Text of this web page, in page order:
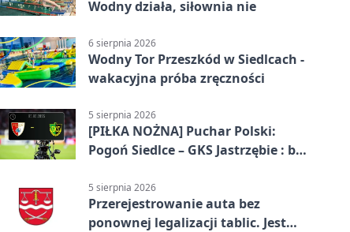
Wodny działa, siłownia nie
6 sierpnia 2026
Wodny Tor Przeszkód w Siedlcach -
wakacyjna próba zręczności
5 sierpnia 2026
[PIŁKA NOŻNA] Puchar Polski:
Pogoń Siedlce – GKS Jastrzębie : bez
5 sierpnia 2026
Przerejestrowanie auta bez
ponownej legalizacji tablic. Jest